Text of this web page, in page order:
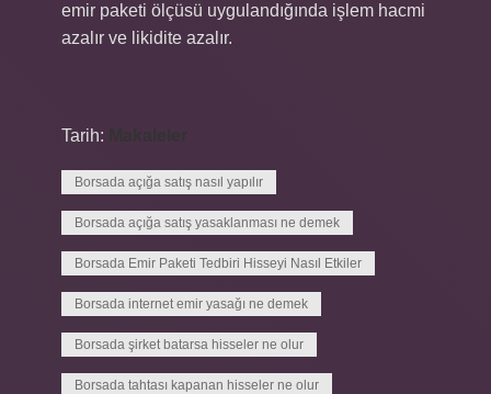
emir paketi ölçüsü uygulandığında işlem hacmi
azalır ve likidite azalır.
Tarih:
Borsada açığa satış nasıl yapılır
Borsada açığa satış yasaklanması ne demek
Borsada Emir Paketi Tedbiri Hisseyi Nasıl Etkiler
Borsada internet emir yasağı ne demek
Borsada şirket batarsa hisseler ne olur
Borsada tahtası kapanan hisseler ne olur